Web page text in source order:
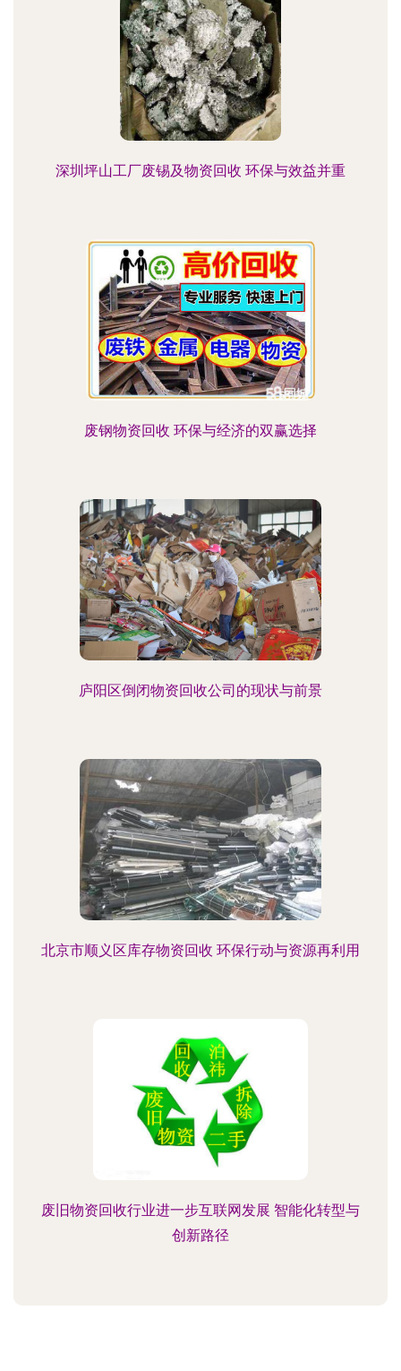
深圳坪山工厂废锡及物资回收 环保与效益并重
废钢物资回收 环保与经济的双赢选择
庐阳区倒闭物资回收公司的现状与前景
北京市顺义区库存物资回收 环保行动与资源再利用
废旧物资回收行业进一步互联网发展 智能化转型与
创新路径